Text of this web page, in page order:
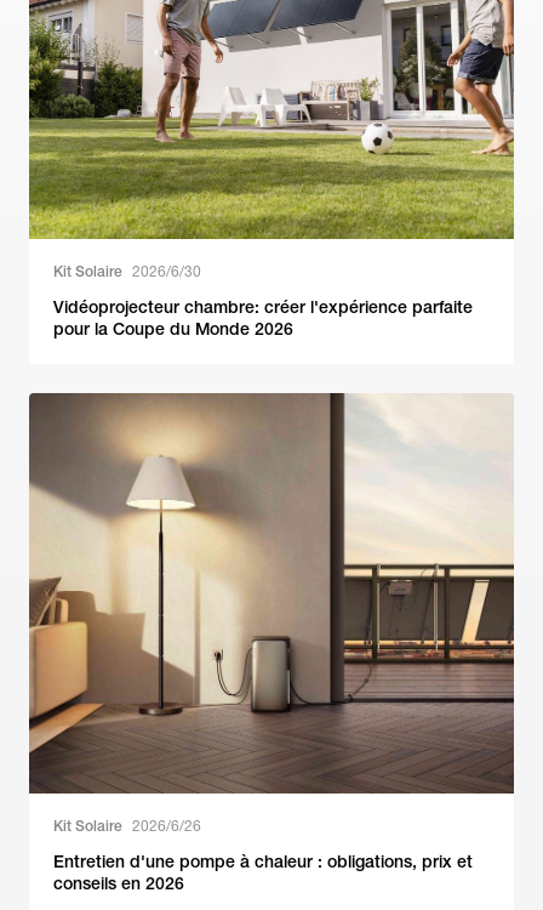
Kit Solaire 2026/6/30
Vidéoprojecteur chambre: créer l'expérience parfaite
pour la Coupe du Monde 2026
Kit Solaire 2026/6/26
Entretien d'une pompe à chaleur : obligations, prix et
conseils en 2026